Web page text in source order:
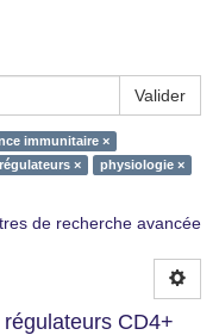
Valider
immunitaire ×
×
physiologie ×
de recherche avancée
CD4+